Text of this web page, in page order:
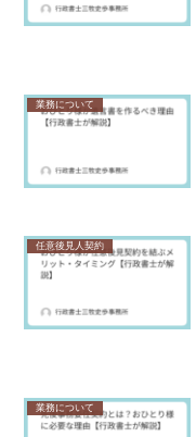
業務について
任意後見人契約
業務について